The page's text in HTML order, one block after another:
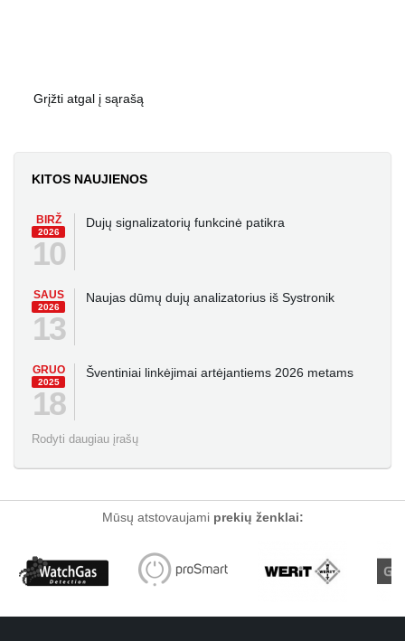
KITOS NAUJIENOS
BIRŽ
2026
10
Dujų signalizatorių funkcinė patikra
SAUS
2026
13
Naujas dūmų dujų analizatorius iš Systronik
GRUO
2025
18
Šventiniai linkėjimai artėjantiems 2026 metams
Rodyti daugiau įrašų
Grįžti atgal į sąrašą
Mūsų atstovaujami prekių ženklai: